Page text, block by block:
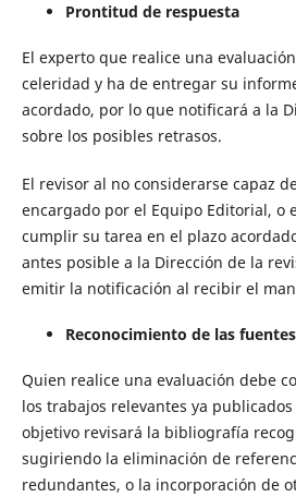
Prontitud de respuesta
El experto que realice una
celeridad y ha de entregar su
acordado, por lo que notificará a la
sobre los posibles retrasos.
El revisor al no considerarse capaz
encargado por el Equipo Editorial, o
cumplir su tarea en el plazo
antes posible a la Dirección de la
emitir la notificación al recibir el
Reconocimiento de las
Quien realice una evaluación debe
los trabajos relevantes ya
objetivo revisará la bibliografía
sugiriendo la eliminación de
redundantes, o la incorporación de